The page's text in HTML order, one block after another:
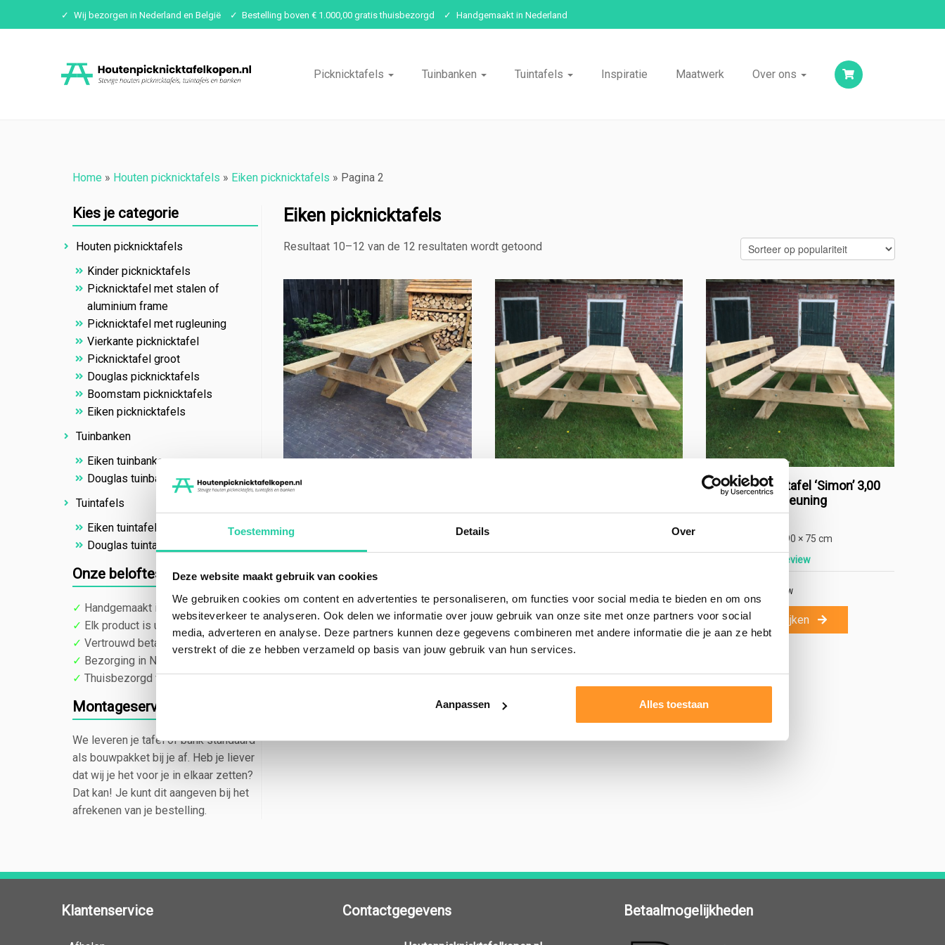
Toestemming Details Over
Deze website maakt gebruik van cookies
We gebruiken cookies om content en advertenties te personaliseren, om functies voor social media te bieden en om ons
websiteverkeer te analyseren. Ook delen we informatie over jouw gebruik van onze site met onze partners voor social
media, adverteren en analyse. Deze partners kunnen deze gegevens combineren met andere informatie die je aan ze hebt
verstrekt of die ze hebben verzameld op basis van jouw gebruik van hun services.
Aanpassen Alles toestaan
Wij bezorgen in Nederland en België Bestelling boven € 1.000,00 gratis thuisbezorgd Handgemaakt in Nederland
Picknicktafels Tuinbanken Tuintafels Inspiratie Maatwerk Over ons
Home » Houten picknicktafels » Eiken picknicktafels » Pagina 2
Kies je categorie
Houten picknicktafels
Kinder picknicktafels
Picknicktafel met stalen of
aluminium frame
Picknicktafel met rugleuning
Vierkante picknicktafel
Picknicktafel groot
Douglas picknicktafels
Boomstam picknicktafels
Eiken picknicktafels
Tuinbanken
Eiken tuinbanken
Douglas tuinbanken
Tuintafels
Eiken tuintafels
Douglas tuintafels
Onze beloftes
✓ Handgemaakt in Nederland
✓ Elk product is uniek
✓ Vertrouwd betalen via iDeal of PIN
✓ Bezorging in Nederland en België
✓ Thuisbezorgd voor € 40,00
Montageservice
We leveren je tafel of bank standaard
als bouwpakket bij je af. Heb je liever
dat wij je het voor je in elkaar zetten?
Dat kan! Je kunt dit aangeven bij het
afrekenen van je bestelling.
Eiken picknicktafels
Resultaat 10–12 van de 12 resultaten wordt getoond
populariteit
Eiken Picknicktafel ‘Ruben’ 2,25
Afmeting:
Product bekijken Product bekijken
Eiken Picknicktafel ‘Simon’ 3,00
meter met rugleuning
250 × 190 × 75 cm
Schrijf de eerste review
incl. BTW
Product bekijken
1 2
Klantenservice Contactgegevens Betaalmogelijkheden